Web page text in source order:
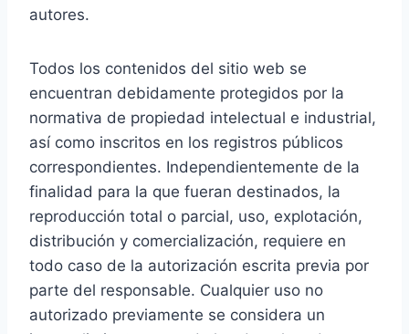
autores.
Todos los contenidos del sitio web se
encuentran debidamente protegidos por la
normativa de propiedad intelectual e industrial,
así como inscritos en los registros públicos
correspondientes. Independientemente de la
finalidad para la que fueran destinados, la
reproducción total o parcial, uso, explotación,
distribución y comercialización, requiere en
todo caso de la autorización escrita previa por
parte del responsable. Cualquier uso no
autorizado previamente se considera un